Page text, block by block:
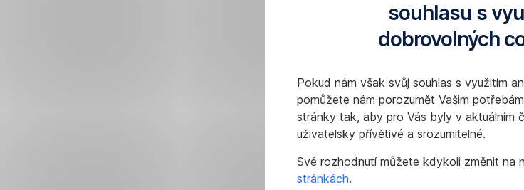
souhlasu s
dobrovolných
Pokud nám však svůj souhlas s využitím
pomůžete nám porozumět Vašim
stránky tak, aby pro Vás byly v aktuálním
uživatelsky přívětivé a srozumitelné.
Své rozhodnutí můžete kdykoli změnit na
stránkách.